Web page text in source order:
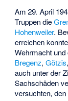
Am 29. April
Truppen die
Hohenweiler.
erreichen
Wehrmacht
Bregenz,Götzis,
auch unter der
Sachschäden
versuchten,